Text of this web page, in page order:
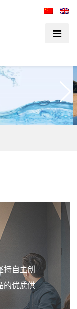
持自主创
的优质供